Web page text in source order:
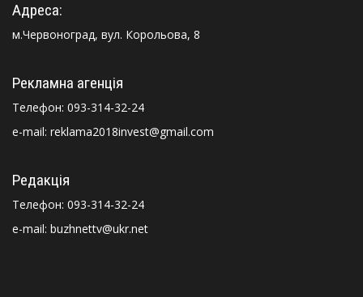
Адреса:
м.Червоноград, вул. Корольова, 8
Рекламна агенція
Телефон: 093-314-32-24
e-mail: reklama2018invest@gmail.com
Редакція
Телефон: 093-314-32-24
e-mail: buzhnettv@ukr.net